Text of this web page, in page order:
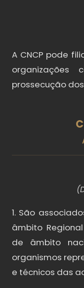
A CNCP pode
organizações
prossecução
1. São
âmbito
de âmbito
organismos
e técnicos das